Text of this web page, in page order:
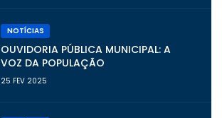
NOTÍCIAS
OUVIDORIA PÚBLICA MUNICIPAL: A
VOZ DA POPULAÇÃO
25 FEV 2025